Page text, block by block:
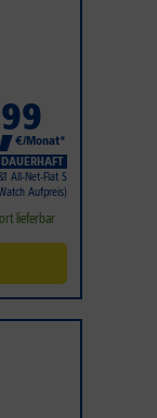
99
€/Monat*
DAUERHAFT
All-Net-Flat S
Aufpreis)
lieferbar